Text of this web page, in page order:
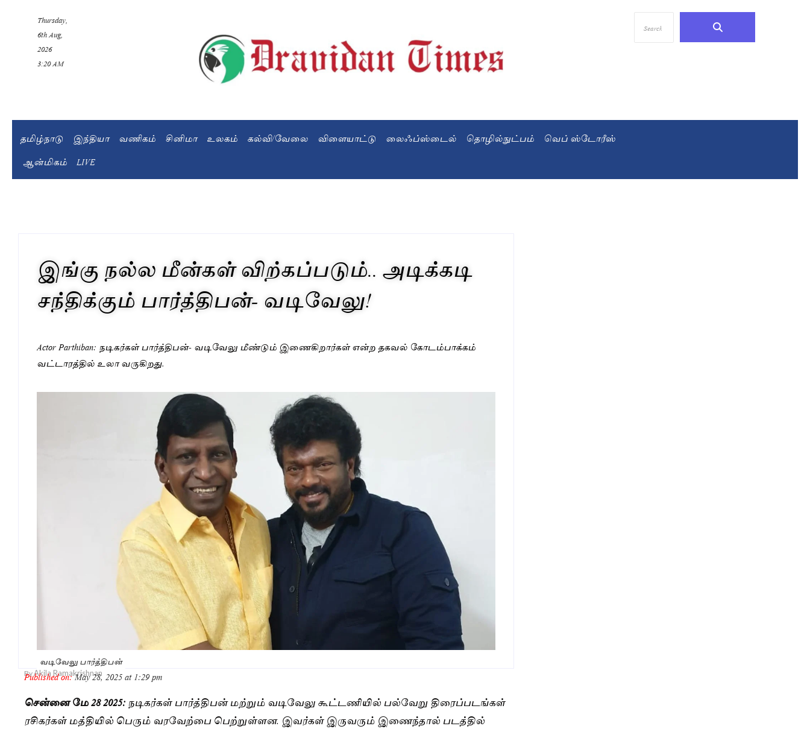
Thursday,
6th Aug,
2026
3:20 AM
தமிழ்நாடு இந்தியா வணிகம் சினிமா உலகம் கல்வி/வேலை விளையாட்டு லைஃப்ஸ்டைல் தொழில்நுட்பம்
வெப் ஸ்டோரீஸ்
ஆன்மிகம்
LIVE
இங்கு நல்ல மீன்கள் விற்கப்படும்.. அடிக்கடி
சந்திக்கும் பார்த்திபன்- வடிவேலு!
Actor Parthiban: நடிகர்கள் பார்த்திபன்- வடிவேலு மீண்டும் இணைகிறார்கள் என்ற தகவல் கோடம்பாக்கம்
வட்டாரத்தில் உலா வருகிறது.
வடிவேலு பார்த்திபன்
ByAkila Ramakrishnan
Published on:May 28, 2025 at 1:29 pm
சென்னை மே 28 2025:நடிகர்கள் பார்த்திபன் மற்றும் வடிவேலு கூட்டணியில் பல்வேறு திரைப்படங்கள்
ரசிகர்கள் மத்தியில் பெரும் வரவேற்பை பெற்றுள்ளன. இவர்கள் இருவரும் இணைந்தால் படத்தில்